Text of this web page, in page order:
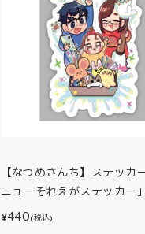
【なつめさんち】ステッカ
ニューそれえがステッカー
¥440(税込)